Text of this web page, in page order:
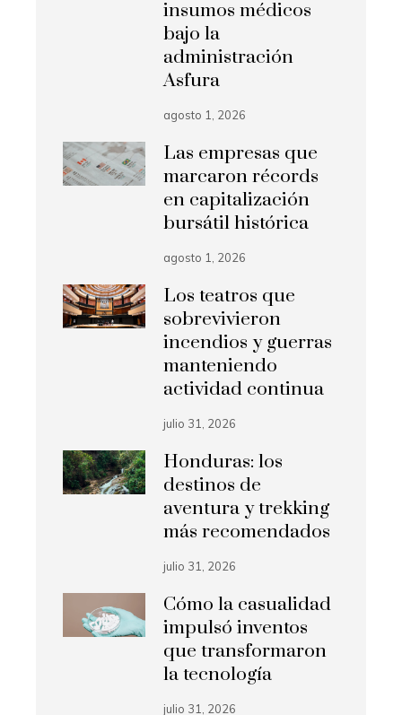
insumos médicos
bajo la
administración
Asfura
agosto 1, 2026
Las empresas que
marcaron récords
en capitalización
bursátil histórica
agosto 1, 2026
Los teatros que
sobrevivieron
incendios y guerras
manteniendo
actividad continua
julio 31, 2026
Honduras: los
destinos de
aventura y trekking
más recomendados
julio 31, 2026
Cómo la casualidad
impulsó inventos
que transformaron
la tecnología
julio 31, 2026